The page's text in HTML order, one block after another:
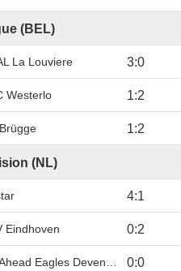
(BEL)
La Louviere 3:0
Westerlo 1:2
1:2
(NL)
4:1
Eindhoven 0:2
Go Ahead Eagles Deventer 0:0